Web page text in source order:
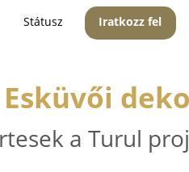
Státusz Iratkozz fel
a Turul